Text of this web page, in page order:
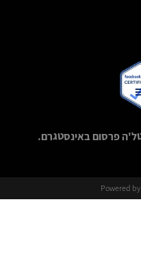
Powered by